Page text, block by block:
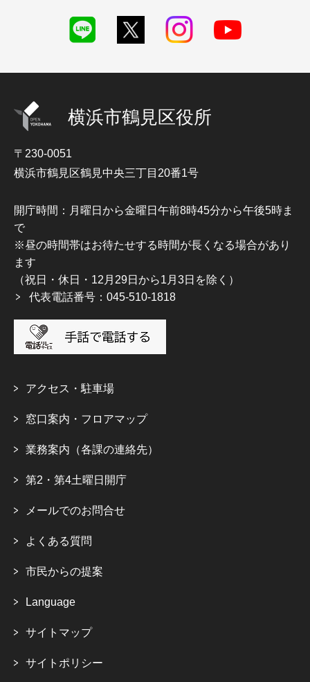
横浜市鶴見区役所
〒230-0051
横浜市鶴見区鶴見中央三丁目20番1号
開庁時間：月曜日から金曜日午前8時45分から午後5時ま
で
※昼の時間帯はお待たせする時間が長くなる場合があり
ます
（祝日・休日・12月29日から1月3日を除く）
代表電話番号：045-510-1818
アクセス・駐車場
窓口案内・フロアマップ
業務案内（各課の連絡先）
第2・第4土曜日開庁
メールでのお問合せ
よくある質問
市民からの提案
Language
サイトマップ
サイトポリシー